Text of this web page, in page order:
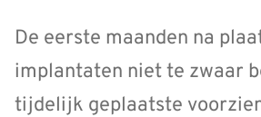
De eerste maanden na
implantaten niet te zwaar
tijdelijk geplaatste